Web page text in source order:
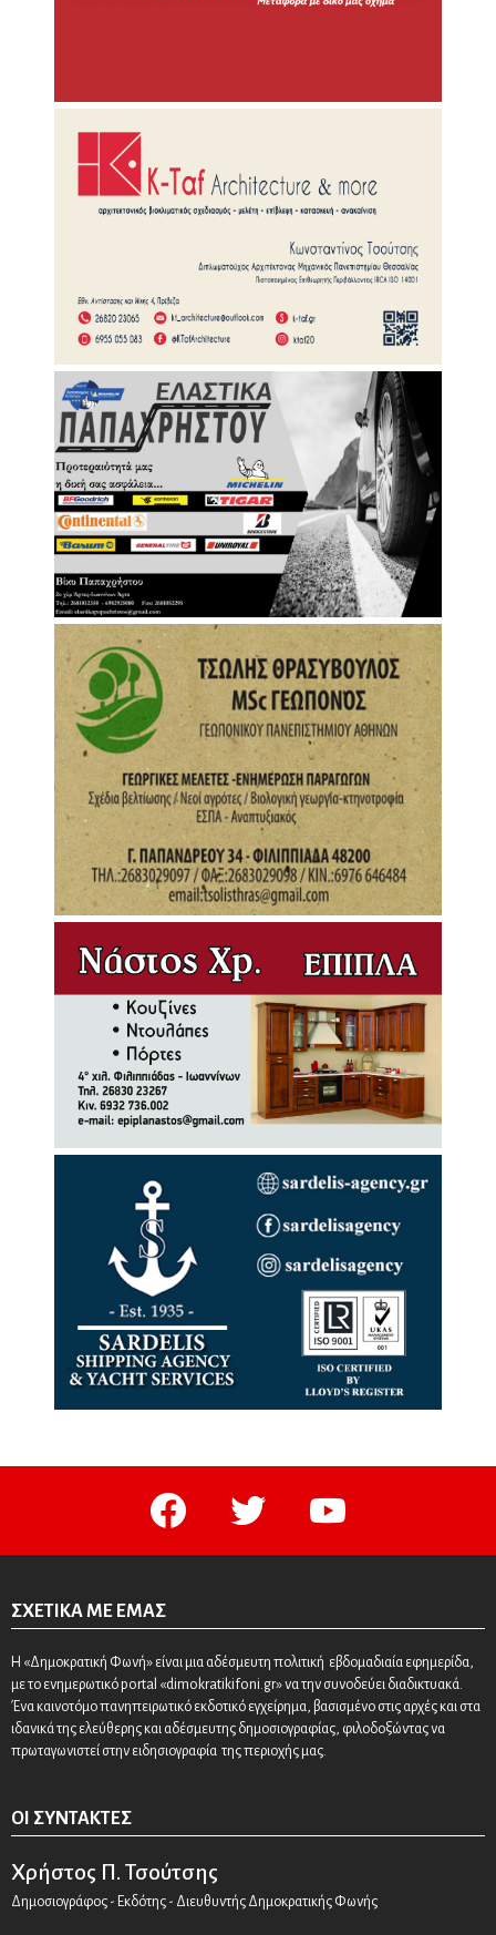
facebook twitter youtube
ΣΧΕΤΙΚΆ ΜΕ ΕΜΆΣ
Η «Δημοκρατική Φωνή» είναι μια αδέσμευτη πολιτική εβδομαδιαία εφημερίδα,
με το ενημερωτικό portal «dimokratikifoni.gr» να την συνοδεύει διαδικτυακά.
Ένα καινοτόμο πανηπειρωτικό εκδοτικό εγχείρημα, βασισμένο στις αρχές και στα
ιδανικά της ελεύθερης και αδέσμευτης δημοσιογραφίας, φιλοδοξώντας να
πρωταγωνιστεί στην ειδησιογραφία της περιοχής μας.
ΟΙ ΣΥΝΤΆΚΤΕΣ
Χρήστος Π. Τσούτσης
Δημοσιογράφος - Εκδότης - Διευθυντής Δημοκρατικής Φωνής